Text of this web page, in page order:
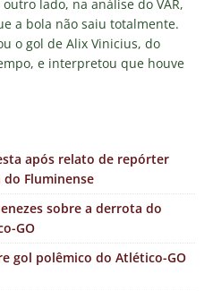
lado, na análise do VAR,
a bola não saiu totalmente.
o gol de Alix Vinicius, do
e interpretou que houve
após relato de repórter
Fluminense
sobre a derrota do
GO
gol polêmico do Atlético-GO